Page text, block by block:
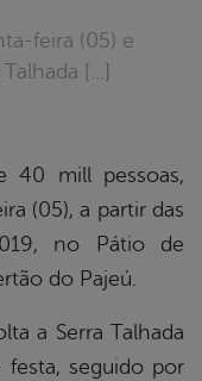
[…]
40 mill pessoas,
(05), a partir das
no Pátio de
do Pajeú.
a Serra Talhada
seguido por